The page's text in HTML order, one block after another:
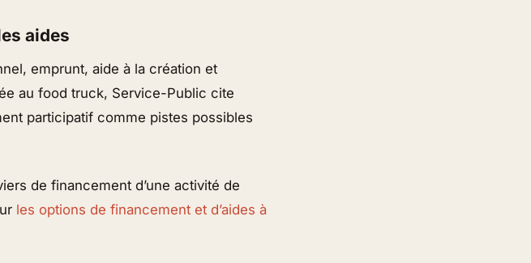
aides
emprunt, aide à la création et
au food truck, Service-Public cite
participatif comme pistes possibles
de financement d’une activité de
les options de financement et d’aides à